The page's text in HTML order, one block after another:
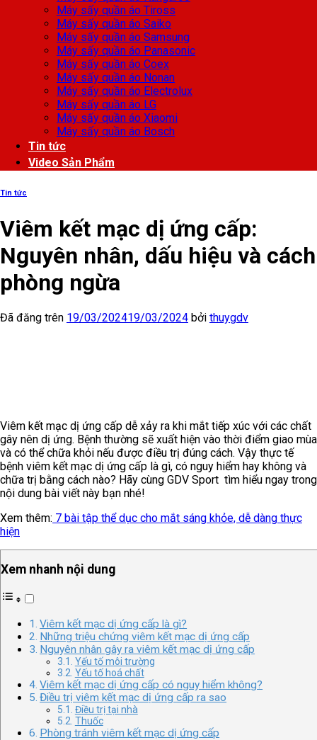
Máy sấy quần áo Tiross
Máy sấy quần áo Saiko
Máy sấy quần áo Samsung
Máy sấy quần áo Panasonic
Máy sấy quần áo Coex
Máy sấy quần áo Nonan
Máy sấy quần áo Electrolux
Máy sấy quần áo LG
Máy sấy quần áo Xiaomi
Máy sấy quần áo Bosch
Tin tức
Video Sản Phẩm
Tin tức
Viêm kết mạc dị ứng cấp:
Nguyên nhân, dấu hiệu và cách
phòng ngừa
Đã đăng trên 19/03/202419/03/2024 bởi thuygdv
Viêm kết mạc dị ứng cấp dễ xảy ra khi mắt tiếp xúc với các chất
gây nên dị ứng. Bệnh thường sẽ xuất hiện vào thời điểm giao mùa
và có thể chữa khỏi nếu được điều trị đúng cách. Vậy thực tế
bệnh viêm kết mạc dị ứng cấp là gì, có nguy hiểm hay không và
chữa trị bằng cách nào? Hãy cùng GDV Sport tìm hiểu ngay trong
nội dung bài viết này bạn nhé!
Xem thêm: 7 bài tập thể dục cho mắt sáng khỏe, dễ dàng thực
hiện
Xem nhanh nội dung
Viêm kết mạc dị ứng cấp là gì?
Những triệu chứng viêm kết mạc dị ứng cấp
Nguyên nhân gây ra viêm kết mạc dị ứng cấp
Yếu tố môi trường
Yếu tố hoá chất
Viêm kết mạc dị ứng cấp có nguy hiểm không?
Điều trị viêm kết mạc dị ứng cấp ra sao
Điều trị tại nhà
Thuốc
Phòng tránh viêm kết mạc dị ứng cấp